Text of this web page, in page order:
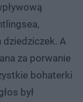
A
za porwanie
bohaterki
był